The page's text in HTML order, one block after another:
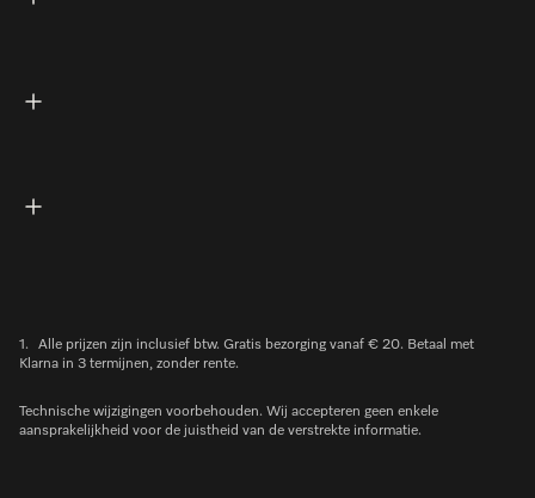
1.
Alle prijzen zijn inclusief btw. Gratis bezorging vanaf € 20. Betaal met
Klarna in 3 termijnen, zonder rente.
Technische wijzigingen voorbehouden. Wij accepteren geen enkele
aansprakelijkheid voor de juistheid van de verstrekte informatie.